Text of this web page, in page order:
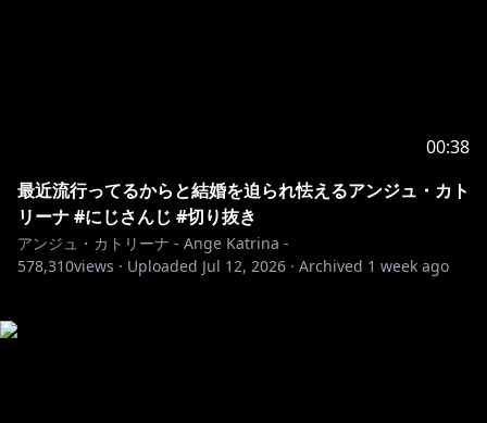
00:38
最近流行ってるからと結婚を迫られ怯えるアンジュ・カト
リーナ #にじさんじ #切り抜き
アンジュ・カトリーナ - Ange Katrina -
578,310views · Uploaded Jul 12, 2026 · Archived 1 week ago